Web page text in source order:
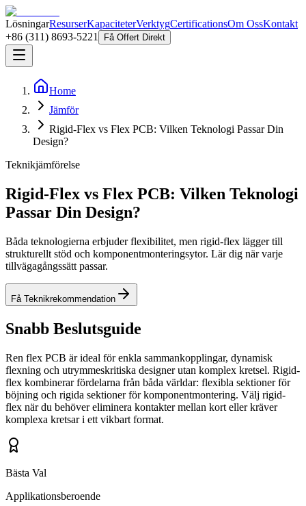
LösningarResurserKapaciteterVerktygCertificationsOm OssKontakt
+86 (311) 8693-5221
Få Offert Direkt
Home
Jämför
Rigid-Flex vs Flex PCB: Vilken Teknologi Passar Din
Design?
Teknikjämförelse
Rigid-Flex vs Flex PCB: Vilken Teknologi
Passar Din Design?
Båda teknologierna erbjuder flexibilitet, men rigid-flex lägger till
strukturellt stöd och komponentmonteringsytor. Lär dig när varje
tillvägagångssätt passar.
Få Teknikrekommendation
Snabb Beslutsguide
Ren flex PCB är ideal för enkla sammankopplingar, dynamisk
flexning och utrymmeskritiska designer utan komplex kretsel. Rigid-
flex kombinerar fördelarna från båda världar: flexibla sektioner för
böjning och rigida sektioner för komponentmontering. Välj rigid-
flex när du behöver eliminera kontakter mellan kort eller kräver
komplexa kretsar i ett vikbart format.
Bästa Val
Applikationsberoende